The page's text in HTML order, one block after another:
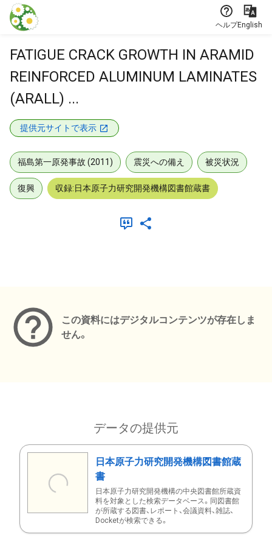
本文に飛ぶ
ヘルプEnglish
FATIGUE CRACK GROWTH IN ARAMID
REINFORCED ALUMINUM LAMINATES
(ARALL) ...
提供元サイトで表示
福島第一原発事故 (2011) 震災への備え 被災状況
復興 収録:日本原子力研究開発機構図書館蔵書
この資料にはデジタルコンテンツが存在しま
せん。
データの提供元
日本原子力研究開発機構図書館蔵
書
日本原子力研究開発機構の中央図書館所蔵資
料を対象とした検索データベース。同図書館
が所蔵する図書、レポート、会議資料、雑誌、
Docketが検索できる。